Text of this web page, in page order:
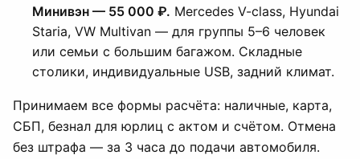
Минивэн — 55 000 ₽. Mercedes V-class, Hyundai
Staria, VW Multivan — для группы 5–6 человек
или семьи с большим багажом. Складные
столики, индивидуальные USB, задний климат.
Принимаем все формы расчёта: наличные, карта,
СБП, безнал для юрлиц с актом и счётом. Отмена
без штрафа — за 3 часа до подачи автомобиля.